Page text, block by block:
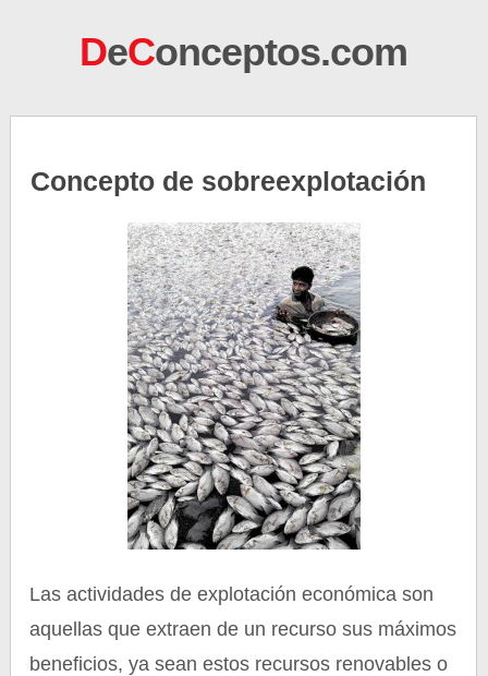
DeConceptos.com
Concepto de sobreexplotación
Las actividades de explotación económica son
aquellas que extraen de un recurso sus máximos
beneficios, ya sean estos recursos renovables o